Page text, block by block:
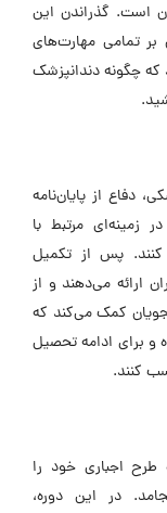
است. گذراندن این
بر تمامی مهارت‌های
چگونه دندانپزشک
دفاع از پایان‌نامه
زمینه‌ای مرتبط با
کنند. پس از تکمیل
ارائه می‌دهند و از
کمک می‌کند که
و برای ادامه تحصیل
کنند.
طرح اجباری خود را
طول می‌انجامد. در این دوره،